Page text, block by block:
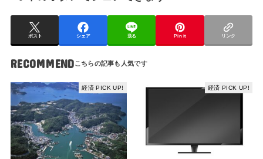
ポスト シェア 送る Pin it リンク
RECOMMEND
経済 PICK UP! 経済 PICK UP!